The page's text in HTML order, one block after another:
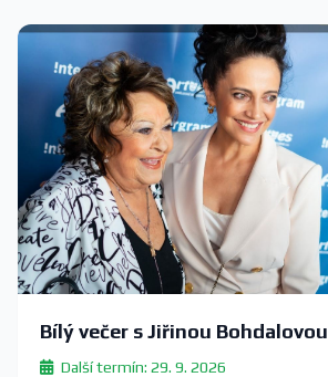
Bílý večer s Jiřinou Bohdalovou
Další termín: 29. 9. 2026